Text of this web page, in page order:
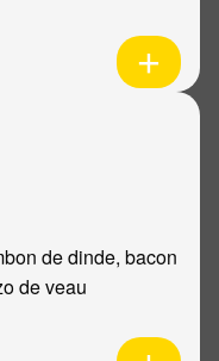
de dinde, bacon
de veau